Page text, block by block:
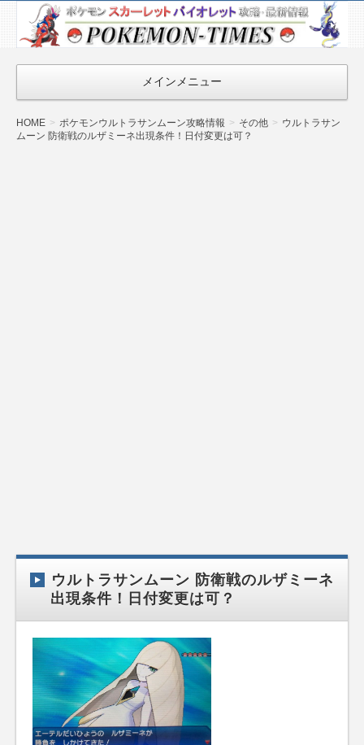
ポケモン最新
情報まとめ
『POKEMON-
TIMES』
メインメニュー
HOME ポケモンウルトラサンムーン攻略情報 その他
ウルトラサン
ムーン 防衛戦のルザミーネ出現条件！日付変更は可？
ウルトラサンムーン 防衛戦のルザミーネ
出現条件！日付変更は可？